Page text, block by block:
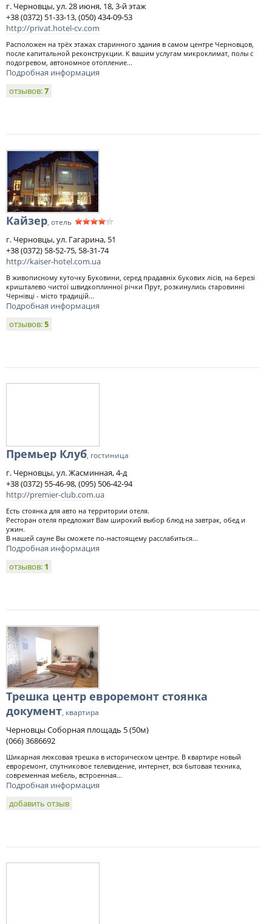
г. Черновцы, ул. 28 июня, 18, 3-й этаж
+38 (0372) 51-33-13, (050) 434-09-53
http://privat.hotel-cv.com
Расположен на трёх этажах старинного здания в самом центре Черновцов,
после капитальной реконструкции. К вашим услугам микроклимат, полы с
подогревом, автономное отопление...
Подробная информация
отзывов:7
Кайзер, отель
г. Черновцы, ул. Гагарина, 51
+38 (0372) 58-52-75, 58-31-74
http://kaiser-hotel.com.ua
В живописному куточку Буковини, серед прадавніх букових лісів, на березі
кришталево чистої швидкоплинної річки Прут, розкинулись старовинні
Чернівці - місто традицій...
Подробная информация
отзывов:5
Премьер Клуб, гостиница
г. Черновцы, ул. Жасминная, 4-д
+38 (0372) 55-46-98, (095) 506-42-94
http://premier-club.com.ua
Есть стоянка для авто на территории отеля.
Ресторан отеля предложит Вам широкий выбор блюд на завтрак, обед и
ужин.
В нашей сауне Вы сможете по-настоящему расслабиться...
Подробная информация
отзывов: 1
Трешка центр евроремонт стоянка
документ, квартира
Черновцы Соборная площадь 5 (50м)
(066) 3686692
Шикарная люксовая трешка в историческом центре. В квартире новый
евроремонт, спутниковое телевидение, интернет, вся бытовая техника,
современная мебель, встроенная...
Подробная информация
добавить отзыв